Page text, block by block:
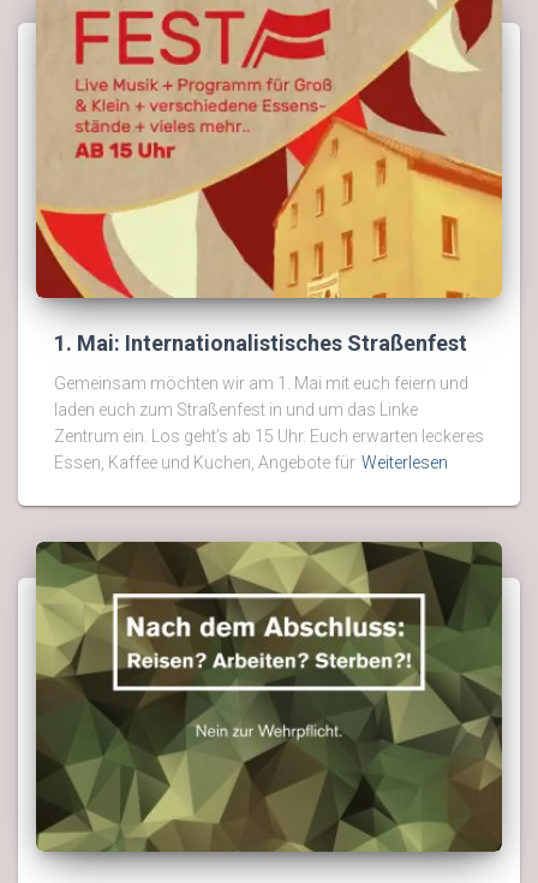
1. Mai: Internationalistisches Straßenfest
Gemeinsam möchten wir am 1. Mai mit euch feiern und
laden euch zum Straßenfest in und um das Linke
Zentrum ein. Los geht’s ab 15 Uhr. Euch erwarten leckeres
Essen, Kaffee und Kuchen, Angebote für Weiterlesen